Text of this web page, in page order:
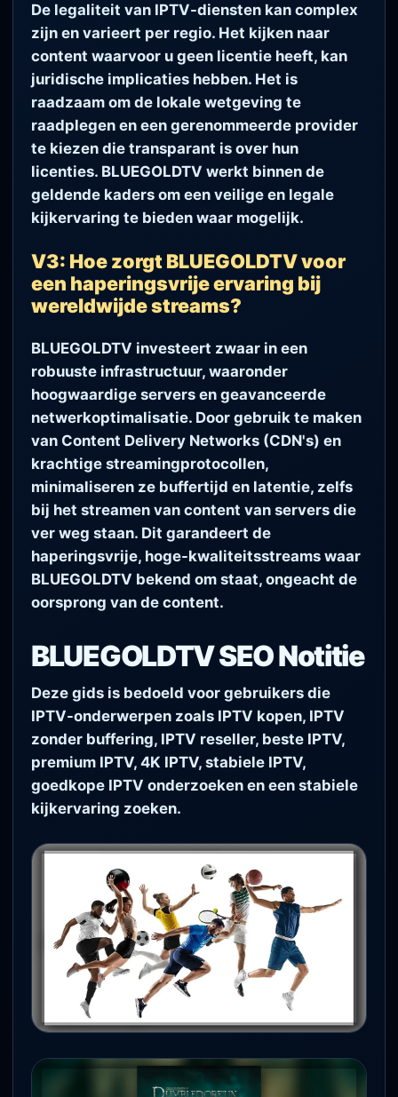
De legaliteit van IPTV-diensten kan complex
zijn en varieert per regio. Het kijken naar
content waarvoor u geen licentie heeft, kan
juridische implicaties hebben. Het is
raadzaam om de lokale wetgeving te
raadplegen en een gerenommeerde provider
te kiezen die transparant is over hun
licenties. BLUEGOLDTV werkt binnen de
geldende kaders om een veilige en legale
kijkervaring te bieden waar mogelijk.
V3: Hoe zorgt BLUEGOLDTV voor
een haperingsvrije ervaring bij
wereldwijde streams?
BLUEGOLDTV investeert zwaar in een
robuuste infrastructuur, waaronder
hoogwaardige servers en geavanceerde
netwerkoptimalisatie. Door gebruik te maken
van Content Delivery Networks (CDN's) en
krachtige streamingprotocollen,
minimaliseren ze buffertijd en latentie, zelfs
bij het streamen van content van servers die
ver weg staan. Dit garandeert de
haperingsvrije, hoge-kwaliteitsstreams waar
BLUEGOLDTV bekend om staat, ongeacht de
oorsprong van de content.
BLUEGOLDTV SEO Notitie
Deze gids is bedoeld voor gebruikers die
IPTV-onderwerpen zoals IPTV kopen, IPTV
zonder buffering, IPTV reseller, beste IPTV,
premium IPTV, 4K IPTV, stabiele IPTV,
goedkope IPTV onderzoeken en een stabiele
kijkervaring zoeken.